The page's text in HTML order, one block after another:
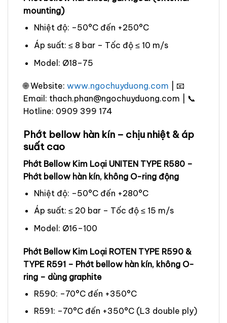
mounting)
Nhiệt độ: –50°C đến +250°C
Áp suất: ≤ 8 bar – Tốc độ ≤ 10 m/s
Model: Ø18–75
🌐 Website: www.ngochuyduong.com | 📧
Email: thach.phan@ngochuyduong.com | 📞
Hotline: 0909 399 174
Phớt bellow hàn kín – chịu nhiệt & áp
suất cao
Phớt Bellow Kim Loại UNITEN TYPE R580 –
Phớt bellow hàn kín, không O-ring động
Nhiệt độ: –50°C đến +280°C
Áp suất: ≤ 20 bar – Tốc độ ≤ 15 m/s
Model: Ø16–100
Phớt Bellow Kim Loại ROTEN TYPE R590 &
TYPE R591 – Phớt bellow hàn kín, không O-
ring – dùng graphite
R590: –70°C đến +350°C
R591: –70°C đến +350°C (L3 double ply)